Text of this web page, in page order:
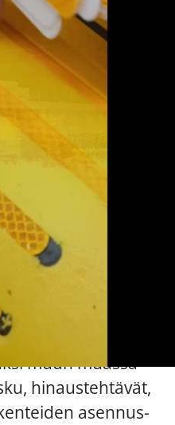
työtä ja
sujuvaa ja
on varsin
samoin ovat
ja
kuuluvat
ja
muun muassa
hinaustehtävät,
asennus-